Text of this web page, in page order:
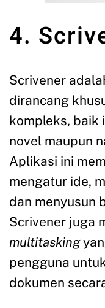
4.
Scrivener
dirancang
kompleks, baik
novel maupun
Aplikasi ini
mengatur ide,
dan menyusun
Scrivener juga
multitasking
pengguna
dokumen